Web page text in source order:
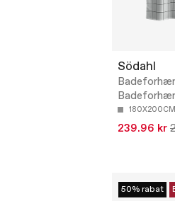
Södahl
180X200CM
239.96 kr
50% rabat